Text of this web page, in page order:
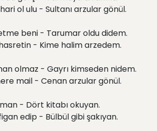
ol ulu - Sultanı arzular gönül.
beni - Tarumar oldu didem.
- Kime halim arzedem.
olmaz - Gayrı kimseden nidem.
mail - Cenan arzular gönül.
- Dört kitabı okuyan.
edip - Bülbül gibi şakıyan.